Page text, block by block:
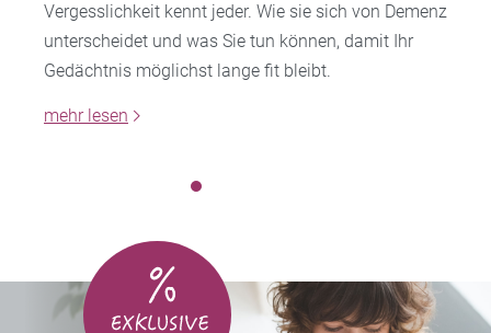
Vergesslichkeit kennt jeder. Wie sie sich von Demenz
unterscheidet und was Sie tun können, damit Ihr
Gedächtnis möglichst lange fit bleibt.
mehr lesen